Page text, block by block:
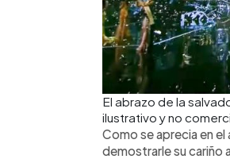
El abrazo de la
ilustrativo y no
Como se aprecia en
demostrarle su cariño